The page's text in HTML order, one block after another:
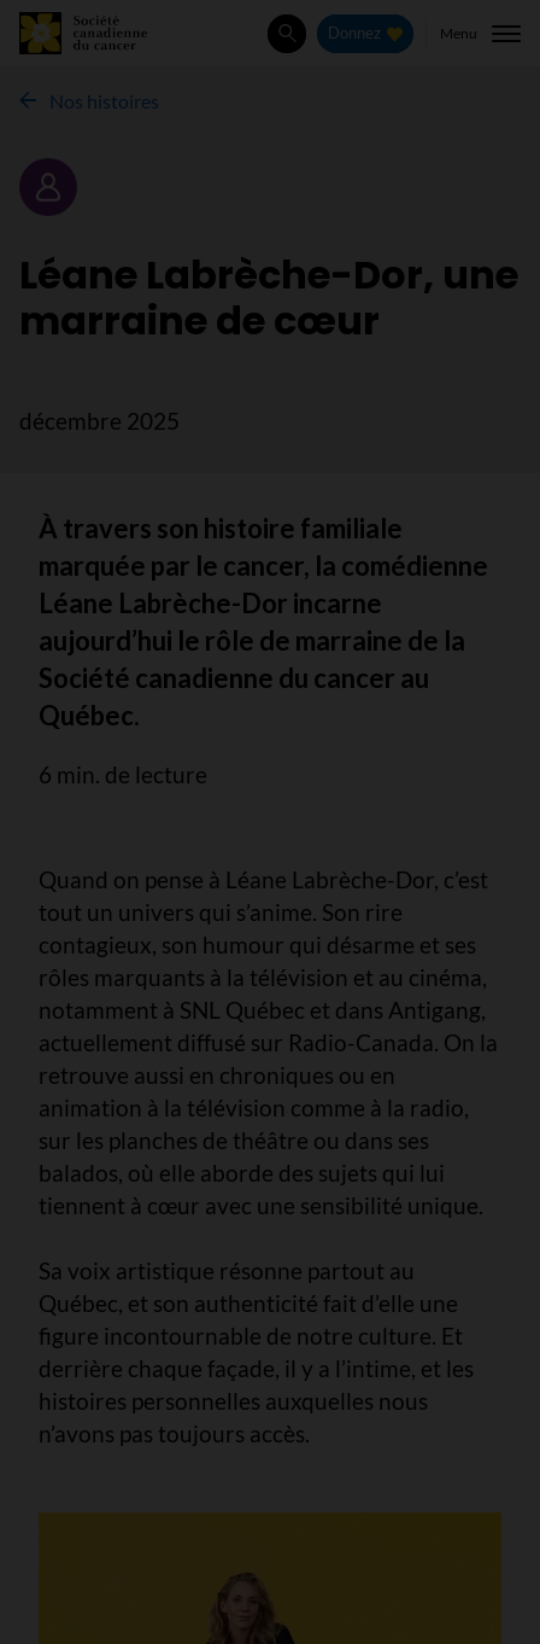
Rechercher
Donnez Menu
Nos histoires
Portrait
Léane Labrèche-Dor, une
marraine de cœur
décembre 2025
À travers son histoire familiale
marquée par le cancer, la comédienne
Léane Labrèche-Dor incarne
aujourd’hui le rôle de marraine de la
Société canadienne du cancer au
Québec.
6 min. de lecture
Quand on pense à Léane Labrèche-Dor, c’est
tout un univers qui s’anime. Son rire
contagieux, son humour qui désarme et ses
rôles marquants à la télévision et au cinéma,
notamment à SNL Québec et dans Antigang,
actuellement diffusé sur Radio-Canada. On la
retrouve aussi en chroniques ou en
animation à la télévision comme à la radio,
sur les planches de théâtre ou dans ses
balados, où elle aborde des sujets qui lui
tiennent à cœur avec une sensibilité unique.
Sa voix artistique résonne partout au
Québec, et son authenticité fait d’elle une
figure incontournable de notre culture. Et
derrière chaque façade, il y a l’intime, et les
histoires personnelles auxquelles nous
n’avons pas toujours accès.